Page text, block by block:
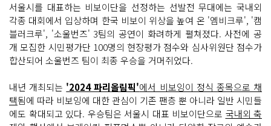
서울시를 대표하는 비보이단을 선정하는 선발전 무대에는 국내외
각종 대회에서 입상하며 한국 비보이 위상을 높여 온 '엠비크루', '캠
블러크루', '소울번즈' 3팀의 공연이 화려하게 펼쳐졌다. 사전에 공
개 모집한 시민평가단 100명의 현장평가 점수와 심사위원단 점수가
합산되어 소울번즈 팀이 최종 우승을 거머쥐었다.
내년 개최되는 '2024 파리올림픽'에서 비보잉이 정식 종목으로 채
택됨에 따라 비보잉에 대한 관심이 기존 팬층 뿐 아니라 일반 시민들
에도 확대되고 있다. 우승팀은 서울시 대표 비보이단으로 국내외 축